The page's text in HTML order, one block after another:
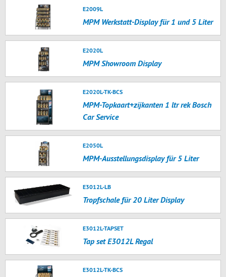
E2009L
MPM Werkstatt-Display für 1 und 5 Liter
E2020L
MPM Showroom Display
E2020L-TK-BCS
MPM-Topkaart+zijkanten 1 ltr rek Bosch
Car Service
E2050L
MPM-Ausstellungsdisplay für 5 Liter
E3012L-LB
Tropfschale für 20 Liter Display
E3012L-TAPSET
Tap set E3012L Regal
E3012L-TK-BCS